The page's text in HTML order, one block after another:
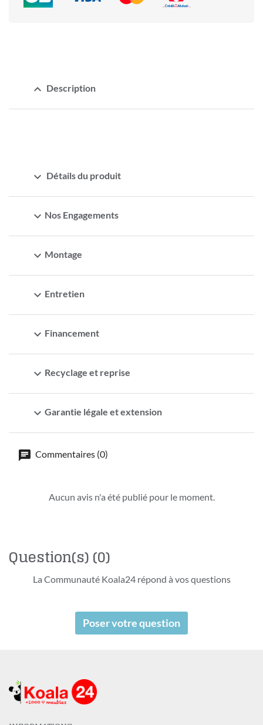
expand_less Description
expand_more Détails du produit
expand_more Nos Engagements
expand_more Montage
expand_more Entretien
expand_more Financement
expand_more Recyclage et reprise
expand_more Garantie légale et extension
Commentaires (0)
Aucun avis n'a été publié pour le moment.
Question(s)(0)
La Communauté Koala24 répond à vos questions
Poser votre question